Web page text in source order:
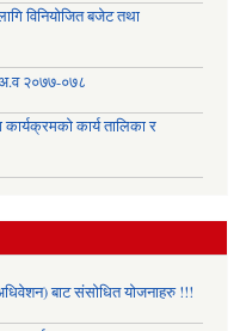
विनियोजित बजेट तथा
अ.व २०७७-०७८
कार्य तालिका र
बाट संसोधित योजनाहरु !!!